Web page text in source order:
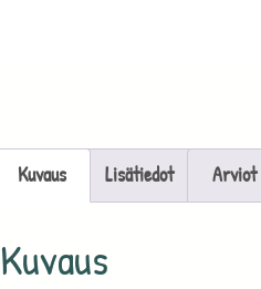
Kuvaus Lisätiedot
Kuvaus